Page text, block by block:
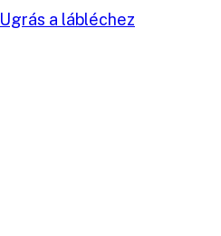
Ugrás a lábléchez